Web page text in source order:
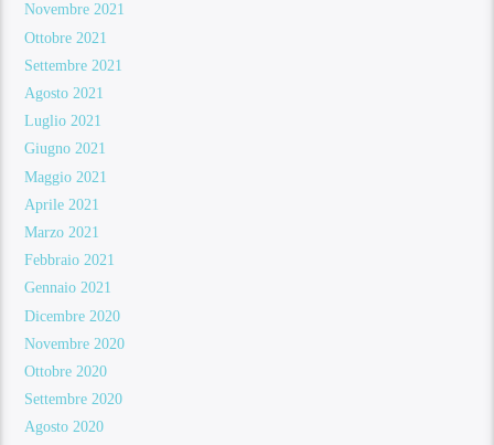
Novembre 2021
Ottobre 2021
Settembre 2021
Agosto 2021
Luglio 2021
Giugno 2021
Maggio 2021
Aprile 2021
Marzo 2021
Febbraio 2021
Gennaio 2021
Dicembre 2020
Novembre 2020
Ottobre 2020
Settembre 2020
Agosto 2020